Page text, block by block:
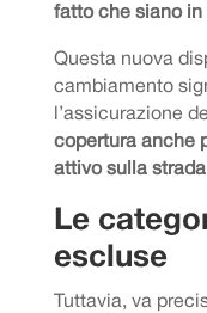
fatto che siano in
Questa nuova
cambiamento
l’assicurazione
copertura anche
attivo sulla strada
Le
escluse
Tuttavia, va